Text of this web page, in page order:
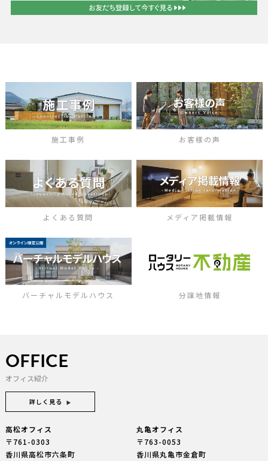
施工事例 お客様の声
よくある質問 メディア掲載情報
バーチャルモデルハウス 分譲地情報
OFFICE
オフィス紹介
詳しく見る
高松オフィス
〒761-0303
香川県高松市六条町
丸亀オフィス
〒763-0053
香川県丸亀市金倉町